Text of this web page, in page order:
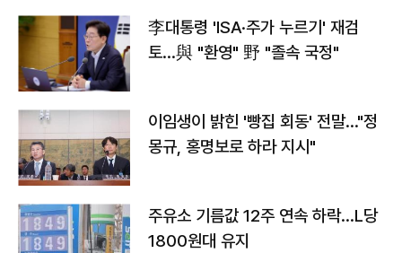
李대통령 'ISA·주가 누르기' 재검
토…與 "환영" 野 "졸속 국정"
이임생이 밝힌 '빵집 회동' 전말…"정
몽규, 홍명보로 하라 지시"
주유소 기름값 12주 연속 하락…L당
1800원대 유지